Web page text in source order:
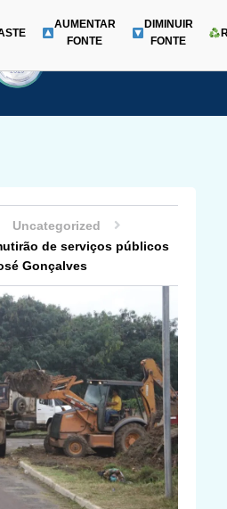
Menu
AUMENTAR
FONTE
DIMINUIR
FONTE
Uncategorized
de serviços públicos
Gonçalves